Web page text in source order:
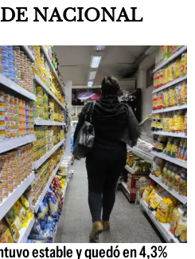
NACIONAL
estable y quedó en 4,3%